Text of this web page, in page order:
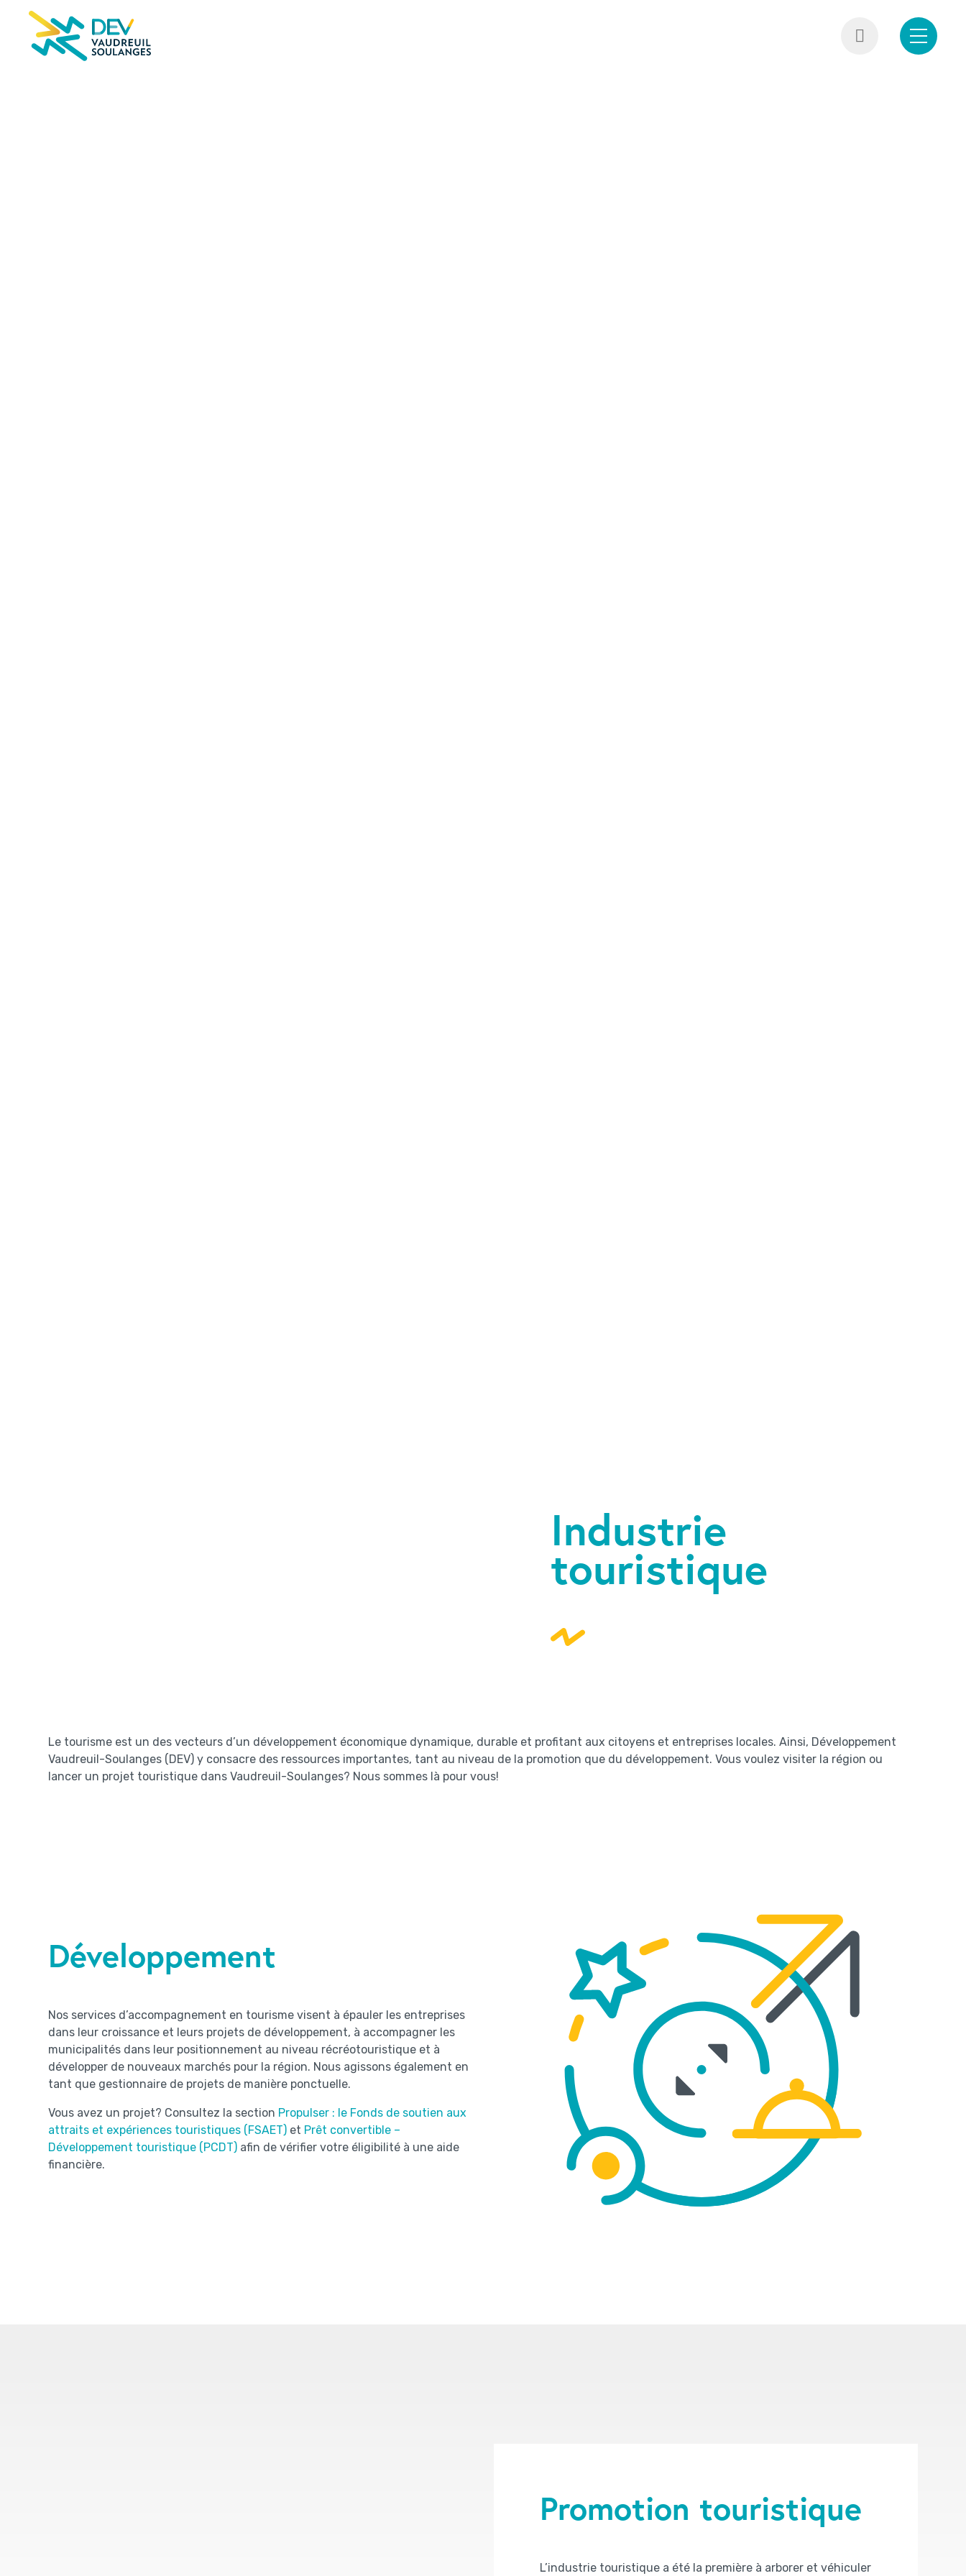
Industrie
touristique
Le tourisme est un des vecteurs d’un développement économique dynamique, durable et profitant aux citoyens et entreprises locales. Ainsi, Développement
Vaudreuil-Soulanges (DEV) y consacre des ressources importantes, tant au niveau de la promotion que du développement. Vous voulez visiter la région ou
lancer un projet touristique dans Vaudreuil-Soulanges? Nous sommes là pour vous!
Développement
Nos services d’accompagnement en tourisme visent à épauler les entreprises
dans leur croissance et leurs projets de développement, à accompagner les
municipalités dans leur positionnement au niveau récréotouristique et à
développer de nouveaux marchés pour la région. Nous agissons également en
tant que gestionnaire de projets de manière ponctuelle.
Vous avez un projet? Consultez la section Propulser : le Fonds de soutien aux
attraits et expériences touristiques (FSAET) et Prêt convertible –
Développement touristique (PCDT) afin de vérifier votre éligibilité à une aide
financière.
Promotion touristique
L’industrie touristique a été la première à arborer et véhiculer